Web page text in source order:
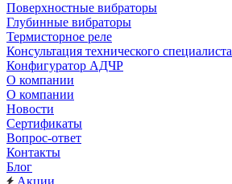
Поверхностные вибраторы
Глубинные вибраторы
Термисторное реле
Консультация технического специалиста
Конфигуратор АДЧР
О компании
О компании
Новости
Сертификаты
Вопрос-ответ
Контакты
Блог
Акции